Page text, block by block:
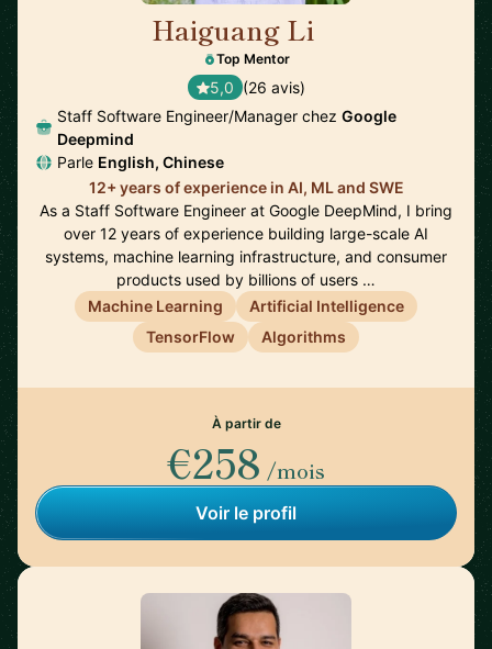
Haiguang Li
Top Mentor
5,0 (26 avis)
Staff Software Engineer/Manager chez Google
Deepmind
Parle English, Chinese
12+ years of experience in AI, ML and SWE
As a Staff Software Engineer at Google DeepMind, I bring
over 12 years of experience building large-scale AI
systems, machine learning infrastructure, and consumer
products used by billions of users …
Machine Learning
Artificial Intelligence
TensorFlow
Algorithms
À partir de
€258 /mois
Voir le profil